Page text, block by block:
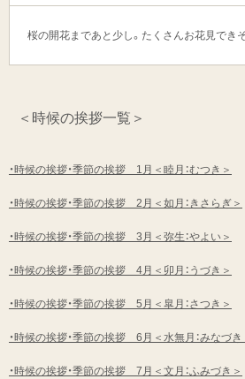
桜の開花まであと少し。たくさんお花見でき
＜時候の挨拶一覧＞
・時候の挨拶・季節の挨拶 1月＜睦月：むつき＞
・時候の挨拶・季節の挨拶 2月＜如月：きさらぎ＞
・時候の挨拶・季節の挨拶 3月＜弥生：やよい＞
・時候の挨拶・季節の挨拶 4月＜卯月：うづき＞
・時候の挨拶・季節の挨拶 5月＜皐月：さつき＞
・時候の挨拶・季節の挨拶 6月＜水無月：みなづき
・時候の挨拶・季節の挨拶 7月＜文月：ふみづき＞